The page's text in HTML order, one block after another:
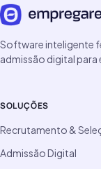
Software inteligente
admissão digital para
SOLUÇÕES
Recrutamento &
Admissão Digital